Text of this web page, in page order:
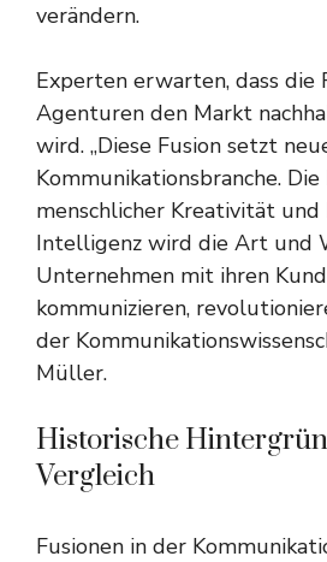
verändern.
Experten erwarten, dass die
Agenturen den Markt
wird. „Diese Fusion setzt
Kommunikationsbranche.
menschlicher Kreativität
Intelligenz wird die Art und
Unternehmen mit ihren
kommunizieren,
der
Müller.
Historische
Vergleich
Fusionen in der